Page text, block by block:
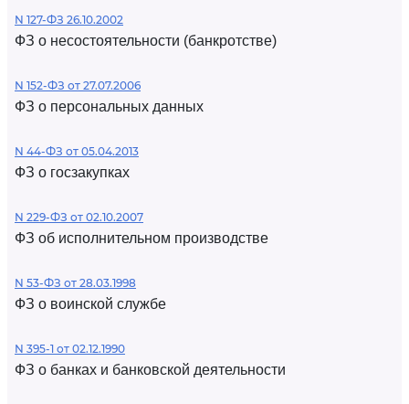
N 127-ФЗ 26.10.2002
ФЗ о несостоятельности (банкротстве)
N 152-ФЗ от 27.07.2006
ФЗ о персональных данных
N 44-ФЗ от 05.04.2013
ФЗ о госзакупках
N 229-ФЗ от 02.10.2007
ФЗ об исполнительном производстве
N 53-ФЗ от 28.03.1998
ФЗ о воинской службе
N 395-1 от 02.12.1990
ФЗ о банках и банковской деятельности